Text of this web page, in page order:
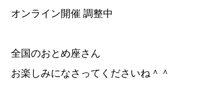
オンライン開催 調整中
全国のおとめ座さん
お楽しみになさってくださいね＾＾